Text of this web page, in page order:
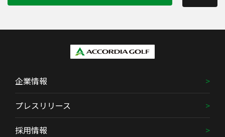
企業情報
プレスリリース
採用情報